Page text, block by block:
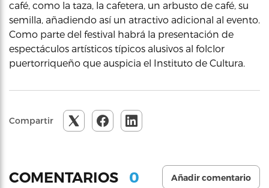
café, como la taza, la cafetera, un arbusto de café, su
semilla, añadiendo así un atractivo adicional al evento.
Como parte del festival habrá la presentación de
espectáculos artísticos típicos alusivos al folclor
puertorriqueño que auspicia el Instituto de Cultura.
Compartir
COMENTARIOS 0 Añadir comentario